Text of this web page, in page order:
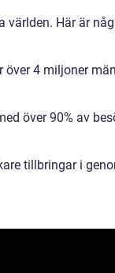
världen. Här är
över 4 miljoner
över 90% av
tillbringar i